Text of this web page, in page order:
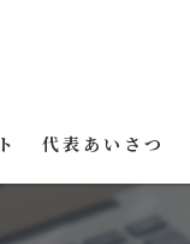
代表あいさつ